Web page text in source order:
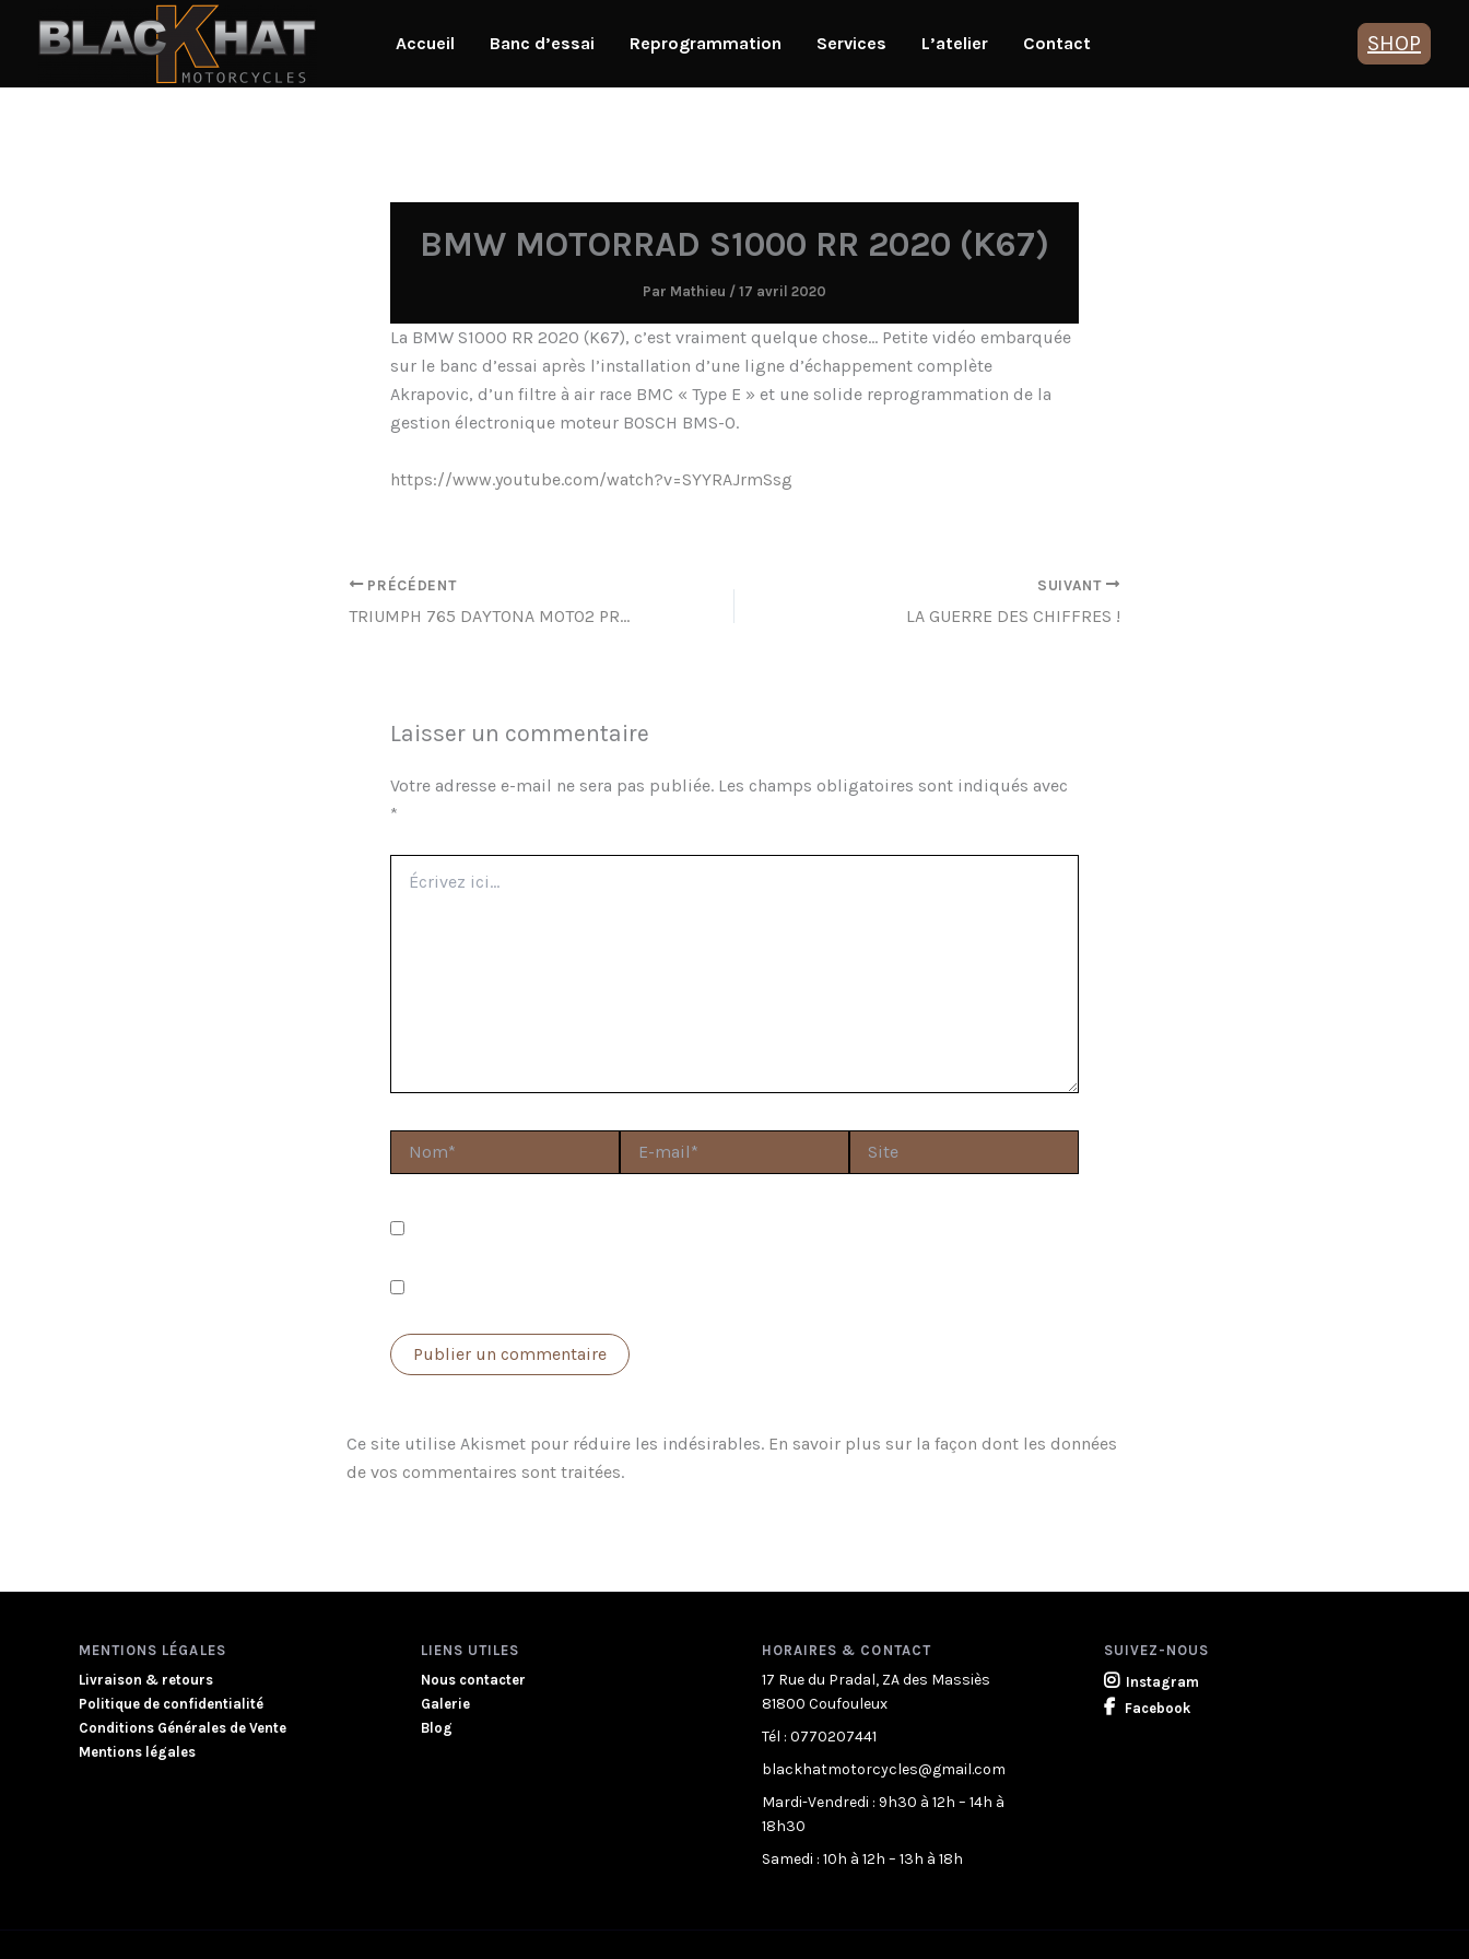
Accueil Banc d’essai Reprogrammation Services L’atelier Contact SHOP
BMW MOTORRAD S1000 RR 2020 (K67)
Par Mathieu / 17 avril 2020
La BMW S1000 RR 2020 (K67), c’est vraiment quelque chose… Petite vidéo embarquée
sur le banc d’essai après l’installation d’une ligne d’échappement complète
Akrapovic, d’un filtre à air race BMC « Type E » et une solide reprogrammation de la
gestion électronique moteur BOSCH BMS-O.
https://www.youtube.com/watch?v=SYYRAJrmSsg
PRÉCÉDENT
TRIUMPH 765 DAYTONA MOTO2 PROTOTYPE
SUIVANT
LA GUERRE DES CHIFFRES !
Laisser un commentaire
Votre adresse e-mail ne sera pas publiée. Les champs obligatoires sont indiqués avec
*
ici…
mail*
Ce site utilise Akismet pour réduire les indésirables. En savoir plus sur la façon dont les données
de vos commentaires sont traitées.
MENTIONS LÉGALES
Livraison & retours
Politique de confidentialité
Conditions Générales de Vente
Mentions légales
LIENS UTILES
Nous contacter
Galerie
Blog
HORAIRES & CONTACT
17 Rue du Pradal, ZA des Massiès
81800 Coufouleux
Tél : 0770207441
blackhatmotorcycles@gmail.com
Mardi-Vendredi : 9h30 à 12h – 14h à
18h30
Samedi : 10h à 12h – 13h à 18h
SUIVEZ-NOUS
Instagram
Facebook